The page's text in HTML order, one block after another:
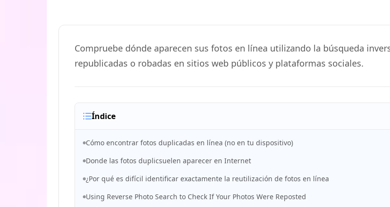
Compruebe dónde aparecen sus fotos en línea utilizando la búsqueda
republicadas o robadas en sitios web públicos y plataformas sociales.
Índice
Cómo encontrar fotos duplicadas en línea (no en tu dispositivo)
Donde las fotos duplicsuelen aparecer en Internet
¿Por qué es difícil identificar exactamente la reutilización de fotos en línea
Using Reverse Photo Search to Check If Your Photos Were Reposted